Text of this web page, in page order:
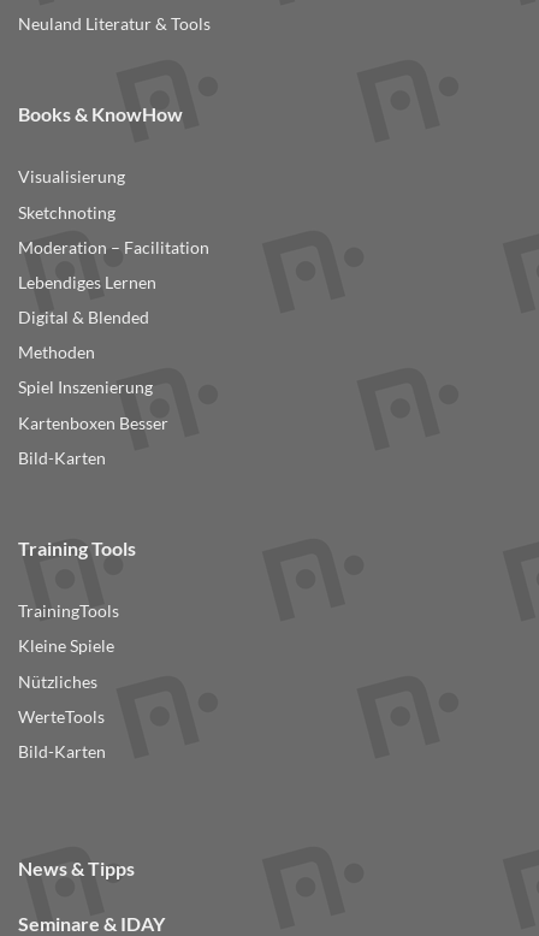
Neuland Literatur & Tools
Books & KnowHow
Visualisierung
Sketchnoting
Moderation – Facilitation
Lebendiges Lernen
Digital & Blended
Methoden
Spiel Inszenierung
Kartenboxen Besser
Bild-Karten
Training Tools
TrainingTools
Kleine Spiele
Nützliches
WerteTools
Bild-Karten
News & Tipps
Seminare & IDAY